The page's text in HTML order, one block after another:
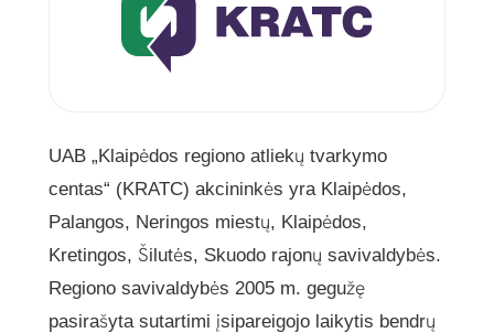
UAB „Klaipėdos regiono atliekų tvarkymo
centas“ (KRATC) akcininkės yra Klaipėdos,
Palangos, Neringos miestų, Klaipėdos,
Kretingos, Šilutės, Skuodo rajonų savivaldybės.
Regiono savivaldybės 2005 m. gegužę
pasirašyta sutartimi įsipareigojo laikytis bendrų